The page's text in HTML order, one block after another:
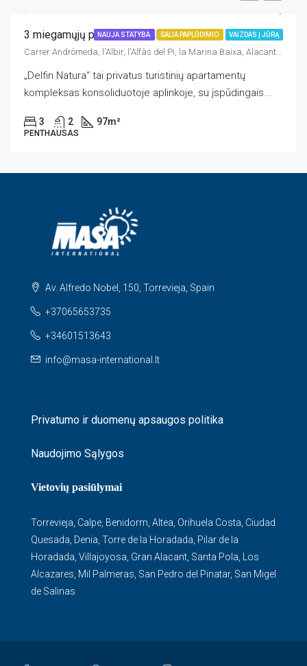
NAUJA STATYBA ŠALIA PAPLŪDIMIO VAIZDAS Į JŪRĄ
3 miegamųjų penthausas, Alfaz del Pi
„Delfin Natura“ tai privatus turistinių apartamentų
kompleksas konsoliduotoje aplinkoje, su įspūdingais...
3 2 97m²
PENTHAUSAS
Av. Alfredo Nobel, 150, Torrevieja, Spain
+37065653735
+34601513643
info@masa-international.lt
Privatumo ir duomenų apsaugos politika
Naudojimo Sąlygos
Vietovių pasiūlymai
Torrevieja Calpe Benidorm Altea Orihuela Costa Ciudad
Quesada Denia Torre de la Horadada Pilar de la
Horadada Villajoyosa Gran Alacant Santa Pola Los
Alcazares Mil Palmeras San Pedro del Pinatar, San Migel
de Salinas